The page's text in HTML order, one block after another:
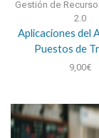
Gestión de
2.0
Aplicaciones del
Puestos de
9,00€